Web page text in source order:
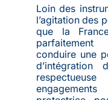
Loin des
l’agitation des
que la
conduire une
d’intégration